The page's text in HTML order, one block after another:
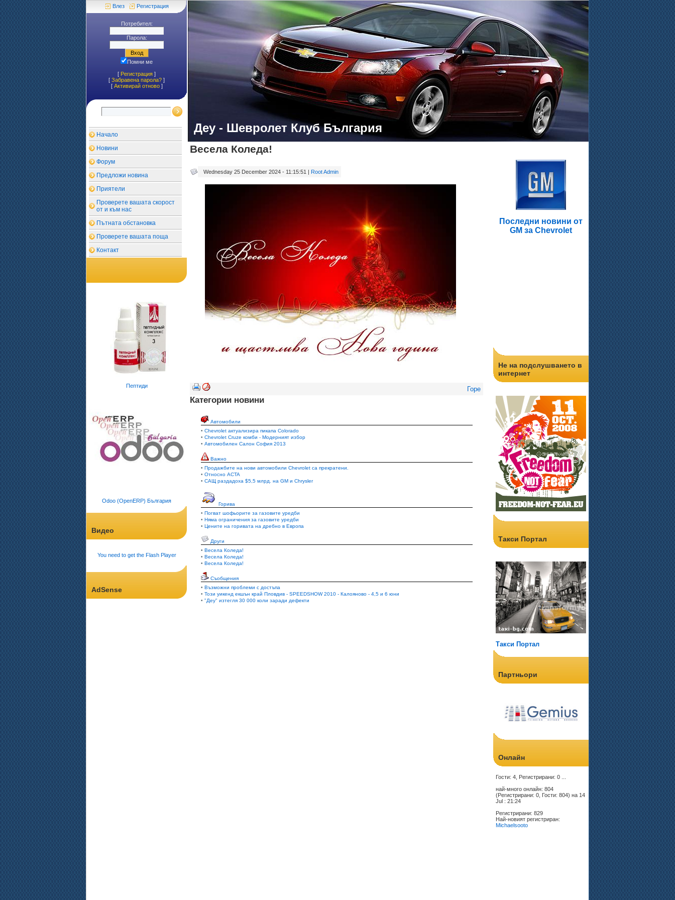
Влез Регистрация
Потребител:
Парола:
Помни ме
[ Регистрация ]
[ Забравена парола? ]
[ Aктивирай отново]
Начало
Новини
Форум
Предложи новина
Приятели
Проверете вашата скорост
от и към нас
Пътната обстановка
Проверете вашата поща
Контакт
Пептиди
Odoo (OpenERP) България
Видео
You need to get the Flash Player
AdSense
Деу - Шевролет Клуб България
Весела Коледа!
Wednesday 25 December 2024 - 11:15:51 | Root Admin
Горе
Категории новини
Автомобили
• Chevrolet актуализира пикапа Colorado
• Chevrolet Cruze комби - Модерният избор
• Автомобилен Салон София 2013
Важно
• Продажбите на нови автомобили Chevrolet са прекратени.
• Относно ACTA
• САЩ раздадоха $5,5 млрд. на GM и Chrysler
Горива
• Погват шофьорите за газовите уредби
• Няма ограничения за газовите уредби
• Цените на горивата на дребно в Европа
Други
• Весела Коледа!
• Весела Коледа!
• Весела Коледа!
Съобщения
• Възможни проблеми с достъпа
• Този уикенд екшън край Пловдив - SPEEDSHOW 2010 - Калояново - 4,5 и 6 юни
• "Деу" изтегля 30 000 коли заради дефекти
.
Последни новини от
GM за Chevrolet
Не на подслушването в
интернет
Такси Портал
Такси Портал
Партньори
Онлайн
Гости: 4, Регистрирани: 0 ...
най-много онлайн: 804
(Регистрирани: 0, Гости: 804) на 14
Jul : 21:24
Регистрирани: 829
Най-новият регистриран:
Michaelsooto